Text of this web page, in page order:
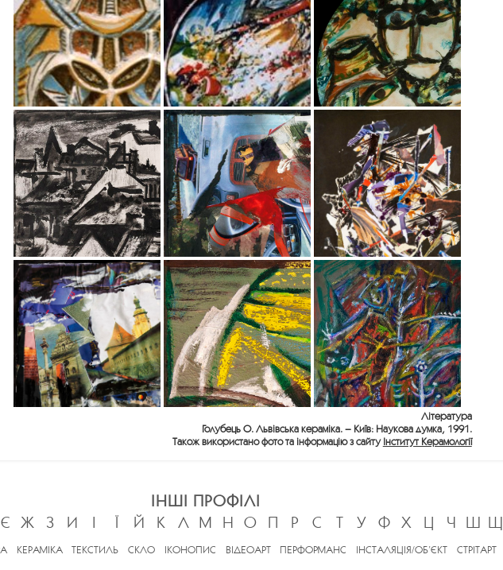
Література
Голубець О. Львівська кераміка. – Київ: Наукова думка, 1991.
Також використано фото та інформацію з сайту Інститут Керамології
ІНШІ ПРОФІЛІ
Є Ж З И І Ї Й К Л М Н О П Р С Т У Ф Х Ц Ч Ш Щ
КЕРАМІКА ТЕКСТИЛЬ СКЛО ІКОНОПИС ВІДЕОАРТ ПЕРФОРМАНС ІНСТАЛЯЦІЯ/ОБ’ЄКТ СТРІТАРТ